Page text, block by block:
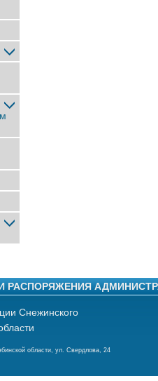
РАСПОРЯЖЕНИЯ
Снежинского
области, ул. Свердлова, 24